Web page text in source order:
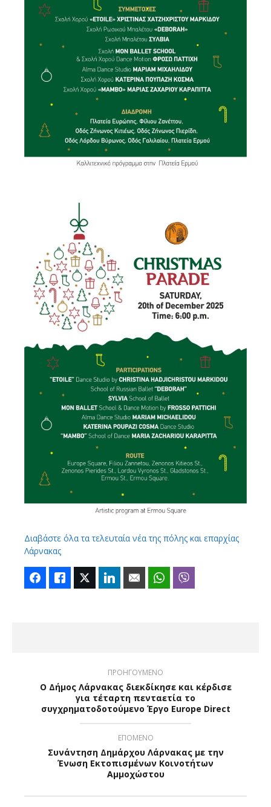
Διαβάστε όλα τα τελευταία νέα της πόλης και επαρχίας
Λάρνακας
FacebookLike Twitter LinkedIn Email WhatsApp
ΠΡΟΗΓΟΥΜΕΝΟ
Ο Δήμος Λάρνακας διεκδίκησε και κέρδισε
για τέταρτη πενταετία το
συγχρηματοδοτούμενο Έργο Europe Direct
ΕΠΟΜΕΝΟ
Συνάντηση Δημάρχου Λάρνακας με την
Ένωση Εκτοπισμένων Κοινοτήτων
Αμμοχώστου